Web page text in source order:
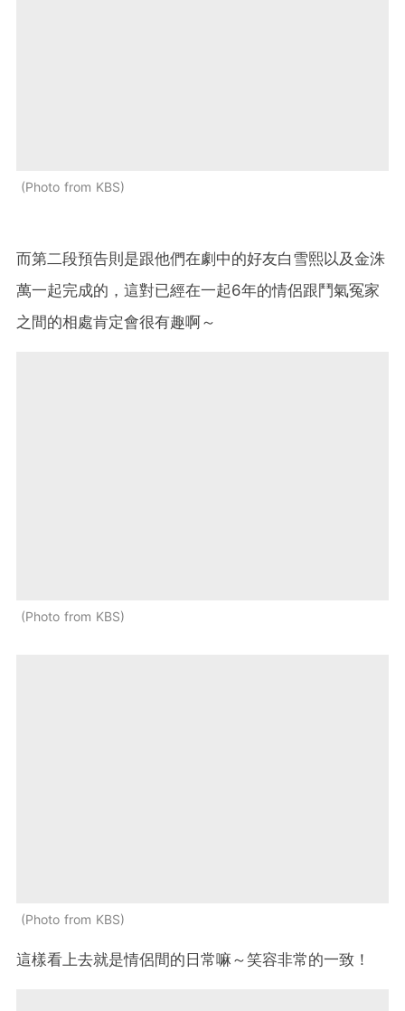
Photo from KBS
而第二段預告則是跟他們在劇中的好友白雪熙以及金洙
萬一起完成的，這對已經在一起6年的情侶跟鬥氣冤家
之間的相處肯定會很有趣啊～
Photo from KBS
Photo from KBS
這樣看上去就是情侶間的日常嘛～笑容非常的一致！